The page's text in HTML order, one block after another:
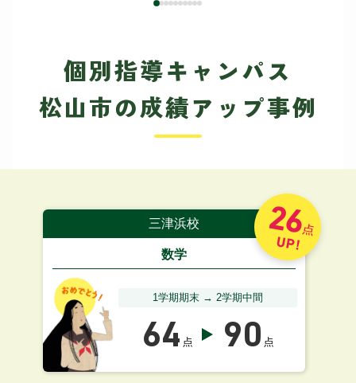
個別指導キャンパス
松山市の成績アップ事例
三津浜校
数学
1学期期末 → 2学期中間
64 点 90 点
26点
UP!